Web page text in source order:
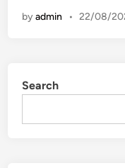
c
o
o
to
n
e
s
byadmin • 22/08/
Search